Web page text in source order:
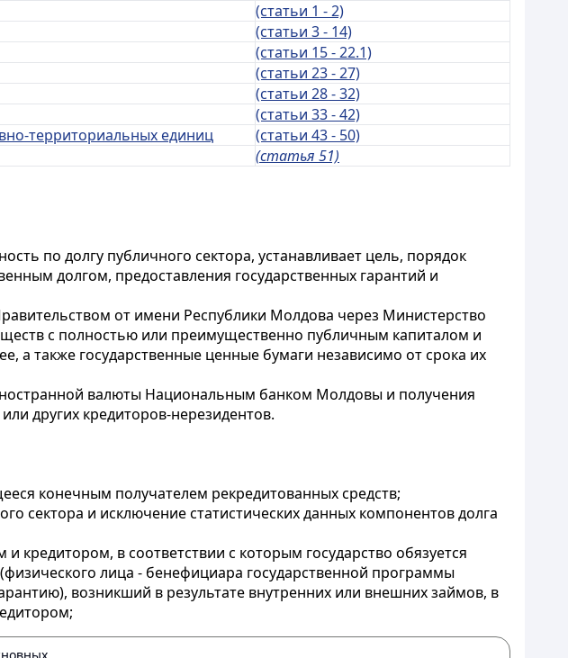
(статьи 1 - 2)
(статьи 3 - 14)
(статьи 15 - 22.1)
(статьи 23 - 27)
(статьи 28 - 32)
(статьи 33 - 42)
территориальных единиц
(статьи 43 - 50)
(статья 51)
по долгу публичного сектора, устанавливает цель, порядок
долгом, предоставления государственных гарантий и
от имени Республики Молдова через Министерство
с полностью или преимущественно публичным капиталом и
а также государственные ценные бумаги независимо от срока их
валюты Национальным банком Молдовы и получения
других кредиторов-нерезидентов.
конечным получателем рекредитованных средств;
сектора и исключение статистических данных компонентов долга
кредитором, в соответствии с которым государство обязуется
лица - бенефициара государственной программы
возникший в результате внутренних или внешних займов, в